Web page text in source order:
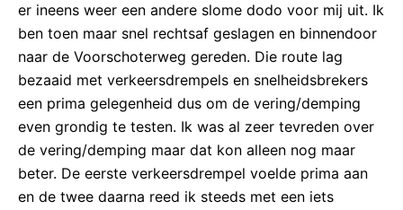
er ineens weer een andere slome dodo voor mij uit. Ik
ben toen maar snel rechtsaf geslagen en binnendoor
naar de Voorschoterweg gereden. Die route lag
bezaaid met verkeersdrempels en snelheidsbrekers
een prima gelegenheid dus om de vering/demping
even grondig te testen. Ik was al zeer tevreden over
de vering/demping maar dat kon alleen nog maar
beter. De eerste verkeersdrempel voelde prima aan
en de twee daarna reed ik steeds met een iets